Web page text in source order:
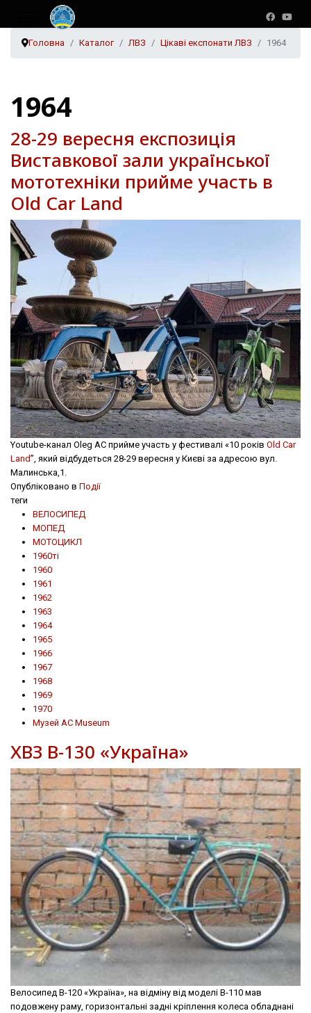
Головна Каталог ЛВЗ Цікаві експонати ЛВЗ 1964
1964
28-29 вересня експозиція
Виставкової зали української
мототехніки прийме участь в
Old Car Land
Youtube-канал Oleg AC прийме участь у фестивалі «10 років Old Car
Land”, який відбудеться 28-29 вересня у Києві за адресою вул.
Малинська,1.
Опубліковано в Події
теги
ВЕЛОСИПЕД
МОПЕД
МОТОЦИКЛ
1960ті
1960
1961
1962
1963
1964
1965
1966
1967
1968
1969
1970
Музей AC Museum
ХВЗ В-130 «Україна»
Велосипед В-120 «Україна», на відміну від моделі В-110 мав
подовжену раму, горизонтальні задні крiплення колеса обладнані